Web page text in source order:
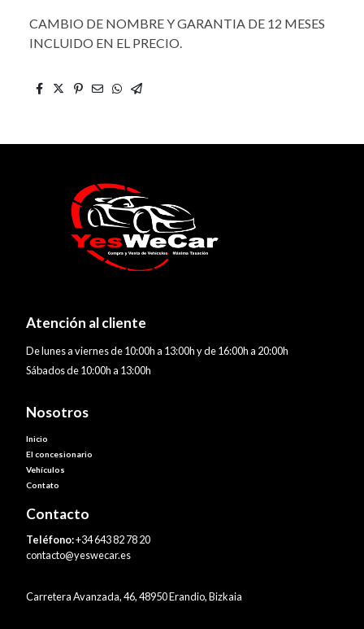
CAMBIO DE NOMBRE Y GARANTIA DE 12 MESES
INCLUIDO EN EL PRECIO.
Atención al cliente
De lunes a viernes de 10:00h a 13:00h y de 16:00h a 20:00h
Sábados de 10:00h a 13:00h
Nosotros
Inicio
El concesionario
Vehículos
Contato
Contacto
Teléfono:+34 643 82 78 20
contacto@yeswecar.es
Carretera Avanzada, 46, 48950 Erandio, Bizkaia